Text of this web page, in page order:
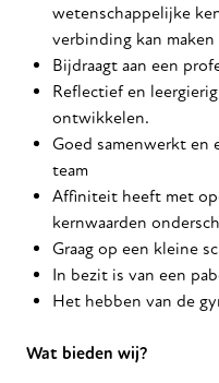
wetenschappelijke
verbinding kan
Bijdraagt aan een
Reflectief en
ontwikkelen.
Goed samenwerkt en
team
Affiniteit heeft met
kernwaarden
Graag op een kleine
In bezit is van een
Het hebben van de
Wat bieden wij?